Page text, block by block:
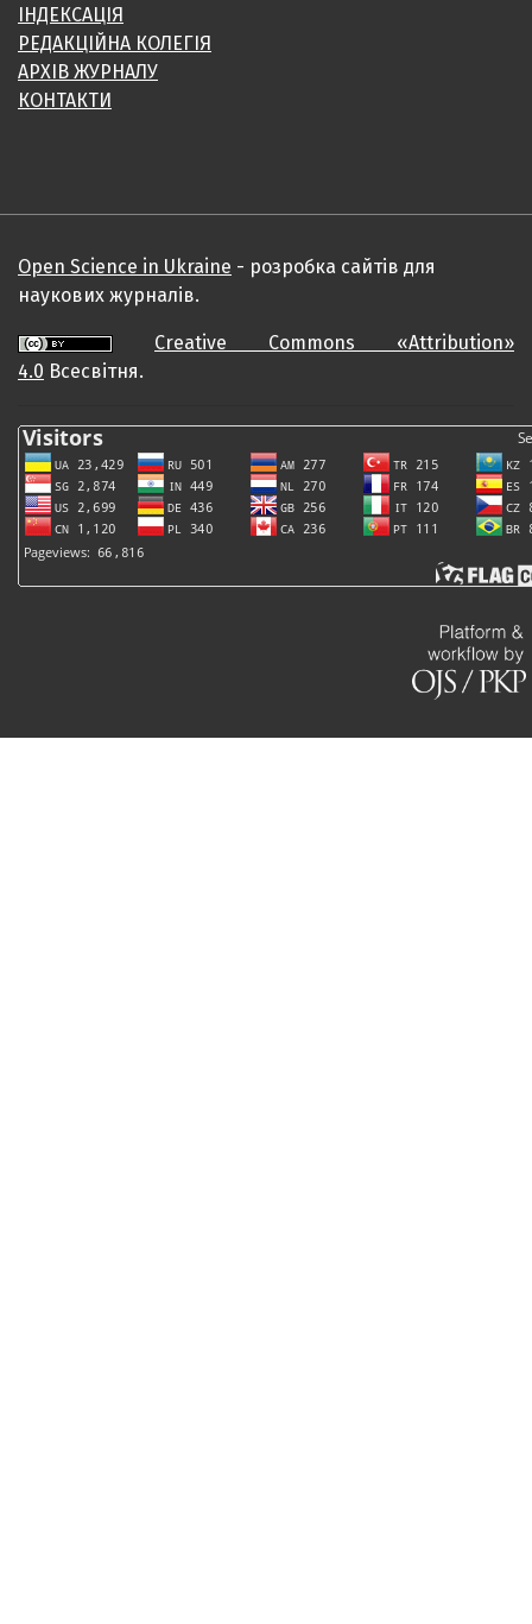
ІНДЕКСАЦІЯ
РЕДАКЦІЙНА КОЛЕГІЯ
АРХІВ ЖУРНАЛУ
КОНТАКТИ
Open Science in Ukraine - розробка сайтів для
наукових журналів.
Creative Commons «Attribution»
4.0 Всесвітня.